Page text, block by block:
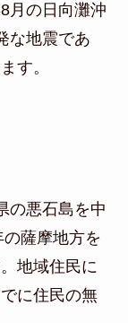
月の日向灘沖
な地震であ
す。
の悪石島を中
薩摩地方を
地域住民に
に住民の無